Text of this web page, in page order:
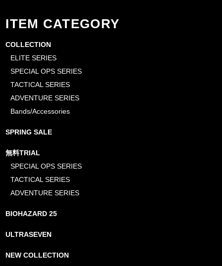
ITEM CATEGORY
COLLECTION
ELITE SERIES
SPECIAL OPS SERIES
TACTICAL SERIES
ADVENTURE SERIES
Bands/Accessories
SPRING SALE
無料TRIAL
SPECIAL OPS SERIES
TACTICAL SERIES
ADVENTURE SERIES
BIOHAZARD 25
ULTRASEVEN
NEW COLLECTION